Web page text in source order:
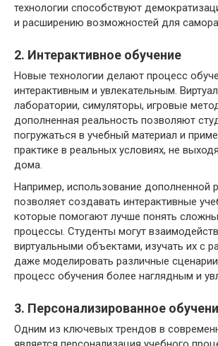
технологии способствуют
и расширению возможностей для
2. Интерактивное обучение
Новые технологии делают процесс
интерактивным и увлекательным.
лаборатории, симуляторы, игровые
дополненная реальность позволяют
погружаться в учебный материал и
практике в реальных условиях, не
дома.
Например, использование дополненной
позволяет создавать интерактивные
которые помогают лучше понять
процессы. Студенты могут
виртуальными объектами, изучать их с
даже моделировать различные
процесс обучения более наглядным и
3. Персонализированное
Одним из ключевых трендов в